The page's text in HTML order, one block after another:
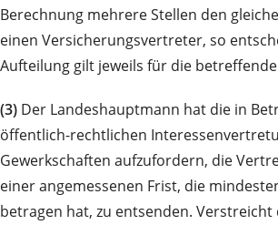
Berechnung mehrere Stellen den
einen Versicherungsvertreter, so
Aufteilung gilt jeweils für die
(3) Der Landeshauptmann hat die in
öffentlich-rechtlichen
Gewerkschaften aufzufordern, die
einer angemessenen Frist, die
betragen hat, zu entsenden. Verstreicht